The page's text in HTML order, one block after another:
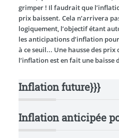
grimper ! Il faudrait que
prix baissent. Cela n’arrivera
logiquement, l’objectif étant
les anticipations d’inflation
à ce seuil... Une hausse des prix
l’inflation est en fait une baisse
Inflation future}}}
Inflation anticipée